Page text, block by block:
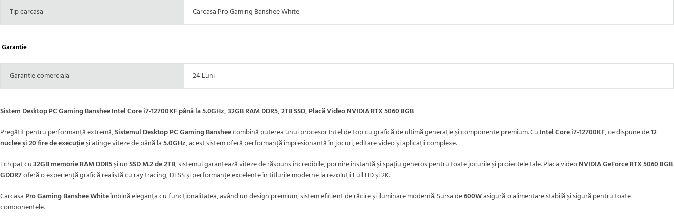
Tip carcasa Carcasa Pro Gaming Banshee White
Garantie
Garantie comerciala 24 Luni
Sistem Desktop PC Gaming Banshee Intel Core i7-12700KF până la 5.0GHz, 32GB RAM DDR5, 2TB SSD, Placă Video NVIDIA RTX 5060 8GB
Pregătit pentru performanță extremă,Sistemul Desktop PC Gaming Bansheecombină puterea unui procesor Intel de top cu grafică de ultimă generație și componente premium. Cu Intel Core i7-12700KF, ce dispune de12
nuclee și 20 fire de execuțieși atinge viteze de până la5.0GHz, acest sistem oferă performanță impresionantă în jocuri, editare video și aplicații complexe.
Echipat cu32GB memorie RAM DDR5și unSSD M.2 de 2TB, sistemul garantează viteze de răspuns incredibile, pornire instantă și spațiu generos pentru toate jocurile și proiectele tale. Placa videoNVIDIA GeForce RTX 5060 8GB
GDDR7oferă o experiență grafică realistă cu ray tracing, DLSS și performanțe excelente în titlurile moderne la rezoluții Full HD și 2K.
Carcasa Pro Gaming Banshee Whiteîmbină eleganța cu funcționalitatea, având un design premium, sistem eficient de răcire și iluminare modernă. Sursa de600Wasigură o alimentare stabilă și sigură pentru toate
componentele.